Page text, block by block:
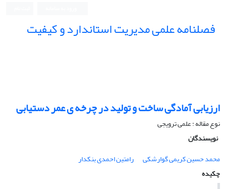
فصلنامه علمی مدیریت استاندارد و کیفیت
ارزیابی آمادگی ساخت و تولید در چرخه ی عمر دستیابی
نوع مقاله : علمی ترویجی
نویسندگان
محمد حسین کریمی گوارشکی
رامتین احمدی بنکدار
چکیده